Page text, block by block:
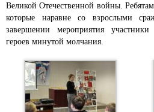
Великой Отечественной войны. Ребятам
которые наравнесо взрослыми
завершении мероприятия
героев минутой молчания.